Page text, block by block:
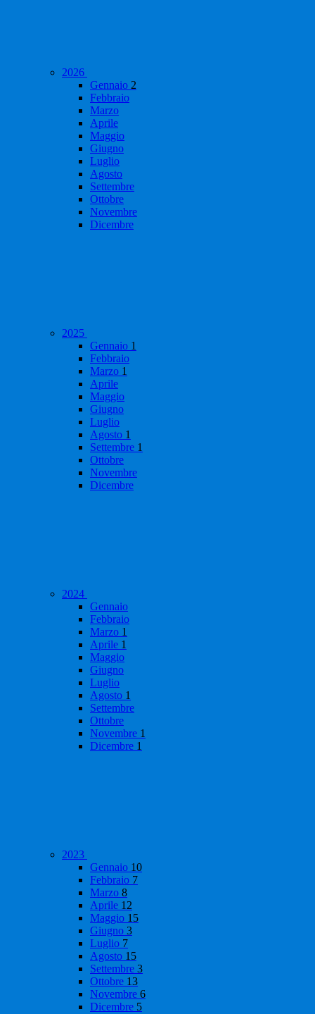
2026
Gennaio 2
Febbraio
Marzo
Aprile
Maggio
Giugno
Luglio
Agosto
Settembre
Ottobre
Novembre
Dicembre
2025
Gennaio 1
Febbraio
Marzo 1
Aprile
Maggio
Giugno
Luglio
Agosto 1
Settembre 1
Ottobre
Novembre
Dicembre
2024
Gennaio
Febbraio
Marzo 1
Aprile 1
Maggio
Giugno
Luglio
Agosto 1
Settembre
Ottobre
Novembre 1
Dicembre 1
2023
Gennaio 10
Febbraio 7
Marzo 8
Aprile 12
Maggio 15
Giugno 3
Luglio 7
Agosto 15
Settembre 3
Ottobre 13
Novembre 6
Dicembre 5